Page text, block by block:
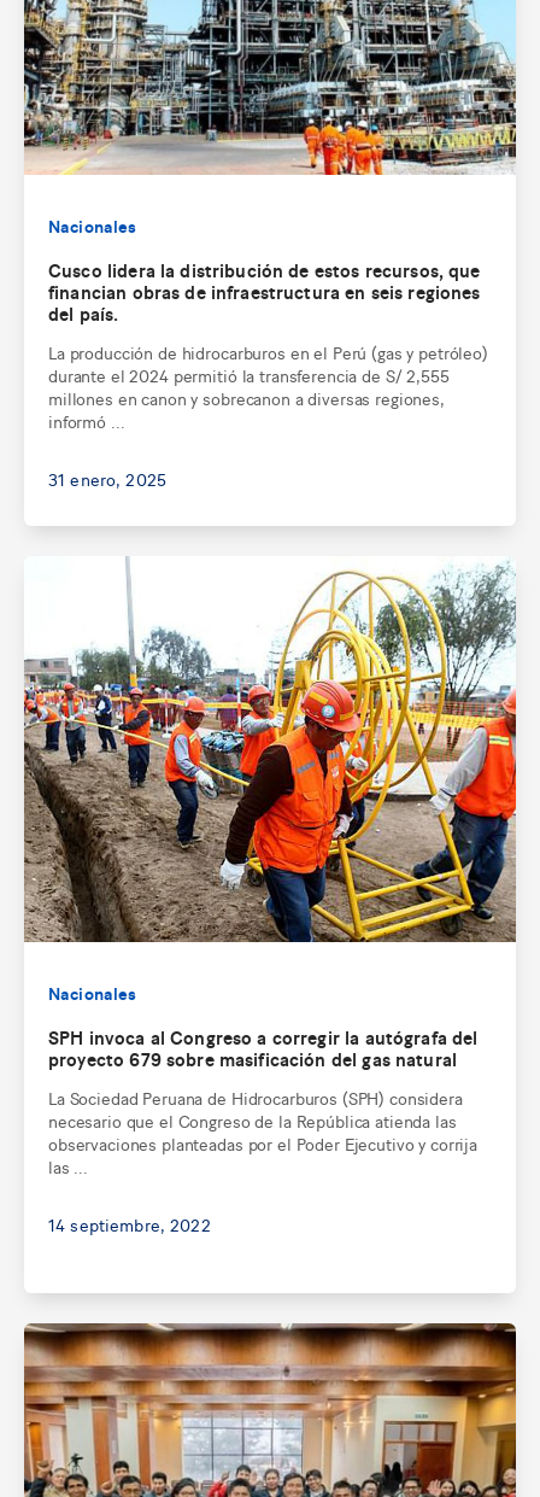
Nacionales
Cusco lidera la distribución de estos recursos, que
financian obras de infraestructura en seis regiones
del país.
La producción de hidrocarburos en el Perú (gas y petróleo)
durante el 2024 permitió la transferencia de S/ 2,555
millones en canon y sobrecanon a diversas regiones,
informó ...
31 enero, 2025
Nacionales
SPH invoca al Congreso a corregir la autógrafa del
proyecto 679 sobre masificación del gas natural
La Sociedad Peruana de Hidrocarburos (SPH) considera
necesario que el Congreso de la República atienda las
observaciones planteadas por el Poder Ejecutivo y corrija
las ...
14 septiembre, 2022